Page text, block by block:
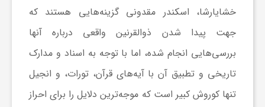
خشایارشا، اسکندر مقدونی گزینه‌هایی هستند که
جهت پیدا شدن ذوالقرنین واقعی درباره آنها
بررسی‌هایی انجام شده، اما با توجه به اسناد و مدارک
تاریخی و تطبیق آن با آیه‌های قرآن، تورات، و انجیل
تنها کوروش کبیر است که موجه‌ترین دلایل را برای احراز